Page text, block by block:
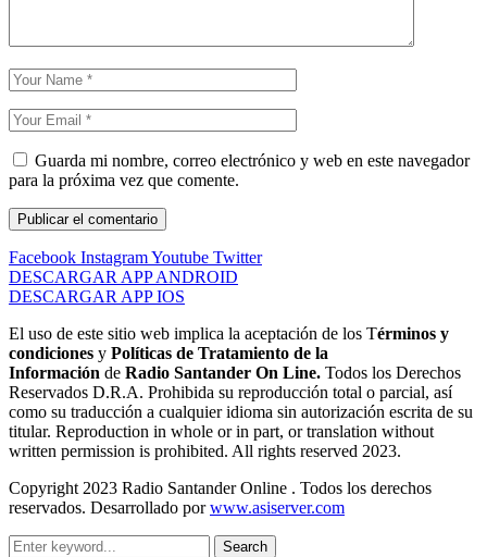
Guarda mi nombre, correo electrónico y web en este navegador
para la próxima vez que comente.
Facebook InstagramYoutube Twitter
DESCARGAR APP ANDROID
DESCARGAR APP IOS
El uso de este sitio web implica la aceptación de los Términos y
condiciones y Políticas de Tratamiento de la
Información de Radio Santander On Line. Todos los Derechos
Reservados D.R.A. Prohibida su reproducción total o parcial, así
como su traducción a cualquier idioma sin autorización escrita de su
titular. Reproduction in whole or in part, or translation without
written permission is prohibited. All rights reserved 2023.
Copyright 2023 Radio Santander Online . Todos los derechos
reservados. Desarrollado porwww.asiserver.com
Search